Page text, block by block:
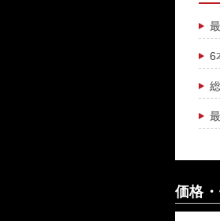
6
価格